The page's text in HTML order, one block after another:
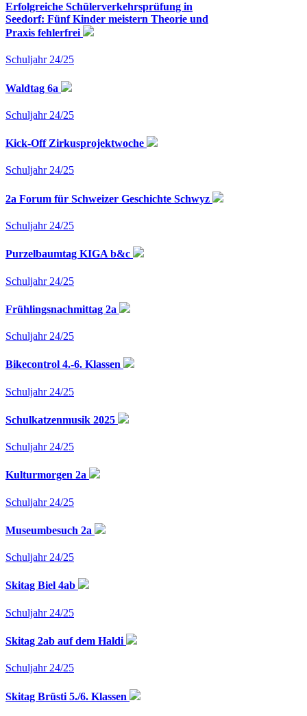
Erfolgreiche Schülerverkehrsprüfung in
Seedorf: Fünf Kinder meistern Theorie und
Praxis fehlerfrei
Schuljahr 24/25
Waldtag 6a
Schuljahr 24/25
Kick-Off Zirkusprojektwoche
Schuljahr 24/25
2a Forum für Schweizer Geschichte Schwyz
Schuljahr 24/25
Purzelbaumtag KIGA b&c
Schuljahr 24/25
Frühlingsnachmittag 2a
Schuljahr 24/25
Bikecontrol 4.-6. Klassen
Schuljahr 24/25
Schulkatzenmusik 2025
Schuljahr 24/25
Kulturmorgen 2a
Schuljahr 24/25
Museumbesuch 2a
Schuljahr 24/25
Skitag Biel 4ab
Schuljahr 24/25
Skitag 2ab auf dem Haldi
Schuljahr 24/25
Skitag Brüsti 5./6. Klassen